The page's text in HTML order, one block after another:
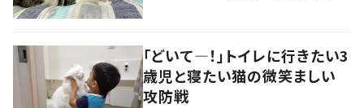
「どいて―！」トイレに行きたい3
歳児と寝たい猫の微笑ましい
攻防戦